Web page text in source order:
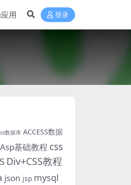
用 登录
数据库 ACCESS数据
Asp基础教程 css
Div+CSS教程
json jsp mysql